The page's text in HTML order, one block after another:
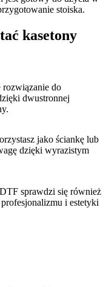
stoiska.
kasetony
rozwiązanie do
dwustronnej
jako ściankę lub
dzięki wyrazistym
sprawdzi się również
i estetyki